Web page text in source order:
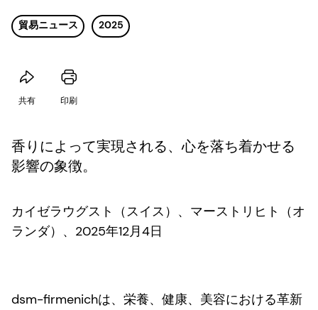
貿易ニュース 2025
共有 印刷
香りによって実現される、心を落ち着かせる
影響の象徴。
カイゼラウグスト（スイス）、マーストリヒト（オ
ランダ）、2025年12月4日
dsm-firmenichは、栄養、健康、美容における革新